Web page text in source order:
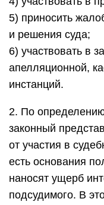
5) приносить
и решения суда;
6) участвовать в
апелляционной,
инстанций.
2. По
законный
от участия в
есть основания
наносят ущерб
подсудимого. В